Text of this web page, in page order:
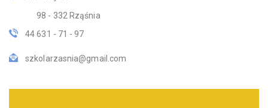
98 - 332 Rząśnia
44 631 - 71 - 97
szkolarzasnia@gmail.com